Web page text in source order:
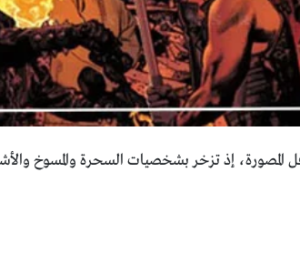
إذ تزخر بشخصيات السحرة والمسوخ